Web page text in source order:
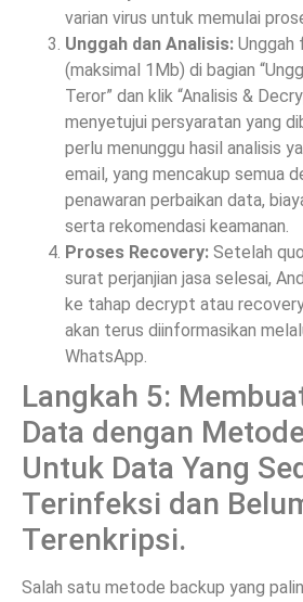
varian virus untuk memulai
Unggah dan Analisis: Unggah
(maksimal 1Mb) di bagian
Teror” dan klik “Analisis &
menyetujui persyaratan yang
perlu menunggu hasil analisis
email, yang mencakup semua
penawaran perbaikan data,
serta rekomendasi keamanan.
Proses Recovery: Setelah
surat perjanjian jasa selesai,
ke tahap decrypt atau
akan terus diinformasikan
WhatsApp.
Langkah 5:
Data dengan
Untuk Data Yang
Terinfeksi dan
Terenkripsi.
Salah satu metode backup yang